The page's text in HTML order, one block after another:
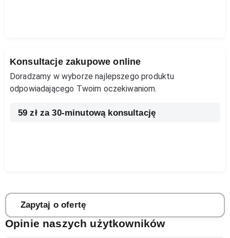
Konsultacje zakupowe online
Doradzamy w wyborze najlepszego produktu
odpowiadającego Twoim oczekiwaniom.
59 zł za 30-minutową konsultację
Zapytaj o ofertę
Opinie naszych użytkowników